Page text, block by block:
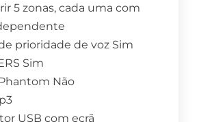
5 zonas, cada uma com
prioridade de voz Sim
Sim
Não
USB com ecrã